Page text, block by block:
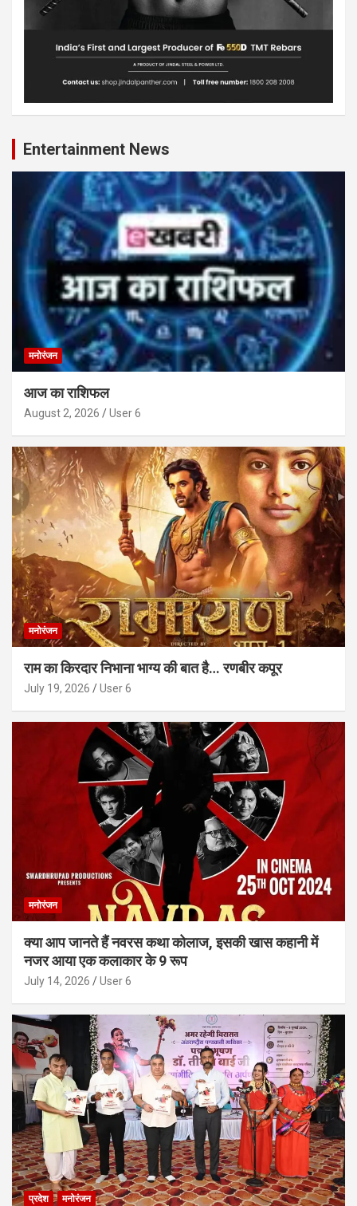
Entertainment News
मनोरंजन
आज का राशिफल
August 2, 2026 User 6
मनोरंजन
राम का किरदार निभाना भाग्य की बात है… रणबीर कपूर
July 19, 2026 User 6
मनोरंजन
क्या आप जानते हैं नवरस कथा कोलाज, इसकी खास कहानी में
नजर आया एक कलाकार के 9 रूप
July 14, 2026 User 6
प्रदेश मनोरंजन